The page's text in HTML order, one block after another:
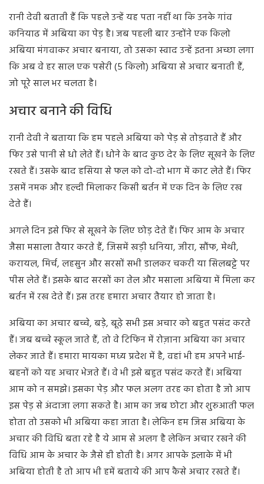
रानी देवी बताती हैं कि पहले उन्हें यह पता नहीं था कि उनके गांव
कनियाढ में अबिया का पेड़ है। जब पहली बार उन्होंने एक किलो
अबिया मंगवाकर अचार बनाया, तो उसका स्वाद उन्हें इतना अच्छा लगा
कि अब वे हर साल एक पसेरी (5 किलो) अबिया से अचार बनाती हैं,
जो पूरे साल भर चलता है।
अचार बनाने की विधि
रानी देवी ने बताया कि हम पहले अबिया को पेड़ से तोड़वाते हैं और
फिर उसे पानी से धो लेते हैं। धोने के बाद कुछ देर के लिए सूखने के लिए
रखते हैं। उसके बाद हसिया से फल को दो-दो भाग में काट लेते हैं। फिर
उसमें नमक और हल्दी मिलाकर किसी बर्तन में एक दिन के लिए रख
देते हैं।
अगले दिन इसे फिर से सूखने के लिए छोड़ देते हैं। फिर आम के अचार
जैसा मसाला तैयार करते हैं, जिसमें खड़ी धनिया, जीरा, सौंफ, मेथी,
करायल, मिर्च, लहसुन और सरसों सभी डालकर चकरी या सिलबट्टे पर
पीस लेते हैं। इसके बाद सरसों का तेल और मसाला अबिया में मिला कर
बर्तन में रख देते हैं। इस तरह हमारा अचार तैयार हो जाता है।
अबिया का अचार बच्चे, बड़े, बूढ़े सभी इस अचार को बहुत पसंद करते
हैं। जब बच्चे स्कूल जाते हैं, तो वे टिफिन में रोज़ाना अबिया का अचार
लेकर जाते हैं। हमारा मायका मध्य प्रदेश में है, वहां भी हम अपने भाई-
बहनों को यह अचार भेजते हैं। वे भी इसे बहुत पसंद करते हैं। अबिया
आम को न समझे। इसका पेड़ और फल अलग तरह का होता है जो आप
इस पेड़ से अंदाजा लगा सकते है। आम का जब छोटा और शुरुआती फल
होता तो उसको भी अबिया कहा जाता है। लेकिन हम जिस अबिया के
अचार की विधि बता रहे है ये आम से अलग है लेकिन अचार रखने की
विधि आम के अचार के जैसे ही होती है। अगर आपके इलाके में भी
अबिया होती है तो आप भी हमें बताये की आप कैसे अचार रखते हैं।